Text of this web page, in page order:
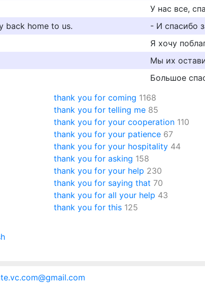
У нас все,
back home to us.
- И спасибо
Я хочу
Мы их
Большое
thank you for coming 1168
thank you for telling me 85
thank you for your cooperation 110
thank you for your patience 67
thank you for your hospitality 44
thank you for asking 158
thank you for your help 230
thank you for saying that 70
thank you for all your help 43
thank you for this 125